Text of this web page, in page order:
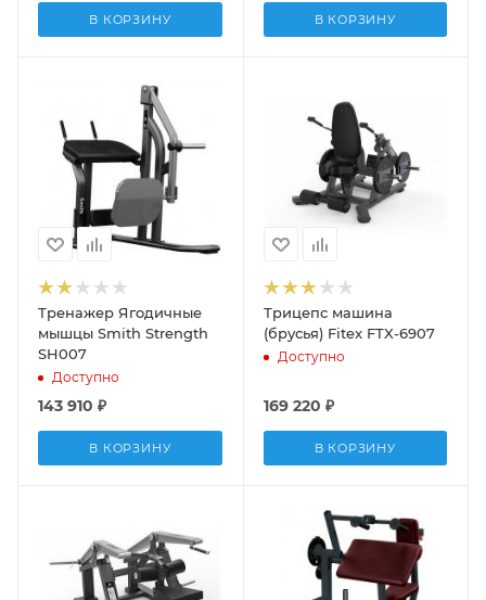
В КОРЗИНУ В КОРЗИНУ
Тренажер Ягодичные
мышцы Smith Strength
SH007
Доступно
143 910 ₽
В КОРЗИНУ
Трицепс машина
(брусья) Fitex FTX-6907
Доступно
169 220 ₽
В КОРЗИНУ